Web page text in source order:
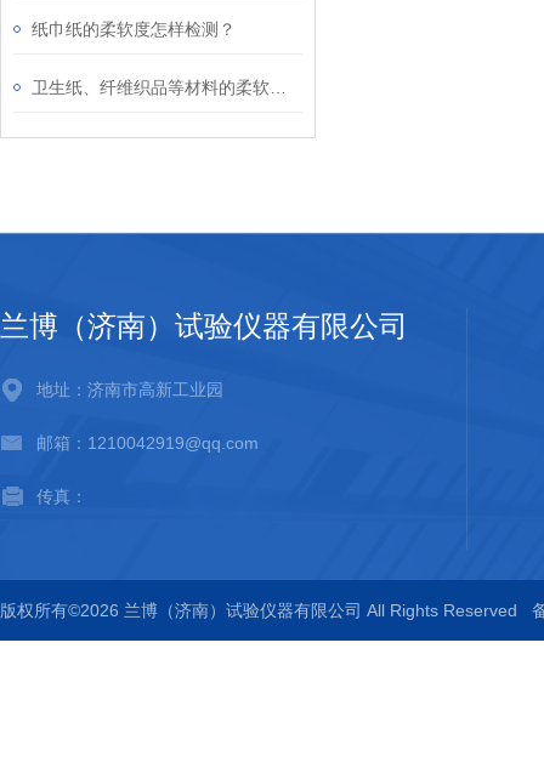
纸巾纸的柔软度怎样检测？
兰博（济南）试验仪器有限公司
地址：济南市高新工业园
邮箱：1210042919@qq.com
传真：
版权所有©2026 兰博（济南）试验仪器有限公司 All Rights Reserved